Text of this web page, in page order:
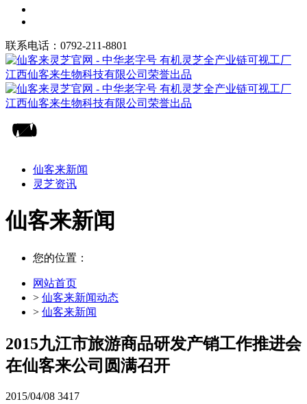
联系电话：0792-211-8801
仙客来新闻
灵芝资讯
仙客来新闻
您的位置：
网站首页
> 仙客来新闻动态
> 仙客来新闻
2015九江市旅游商品研发产销工作推进会
在仙客来公司圆满召开
2015/04/08 3417